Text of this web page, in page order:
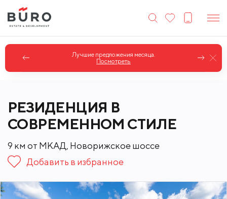
Лучшие предложения месяца.
Посмотреть
РЕЗИДЕНЦИЯ В
СОВРЕМЕННОМ СТИЛЕ
9 км от МКАД, Новорижское шоссе
Добавить в избранное